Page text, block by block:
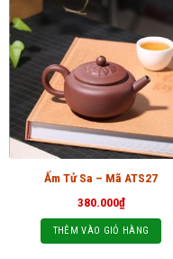
Ấm Tử Sa – Mã ATS27
380.000₫
THÊM VÀO GIỎ HÀNG